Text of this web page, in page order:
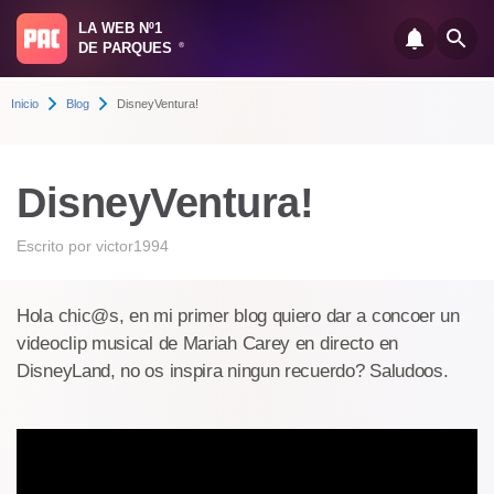
LA WEB Nº1
DE PARQUES
®
Inicio Blog DisneyVentura!
DisneyVentura!
Escrito por victor1994
Hola chic@s, en mi primer blog quiero dar a concoer un
videoclip musical de Mariah Carey en directo en
DisneyLand, no os inspira ningun recuerdo? Saludoos.